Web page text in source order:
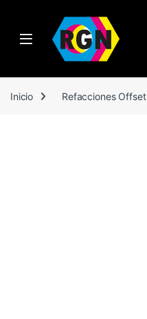
Open
Inicio Refacciones Offset